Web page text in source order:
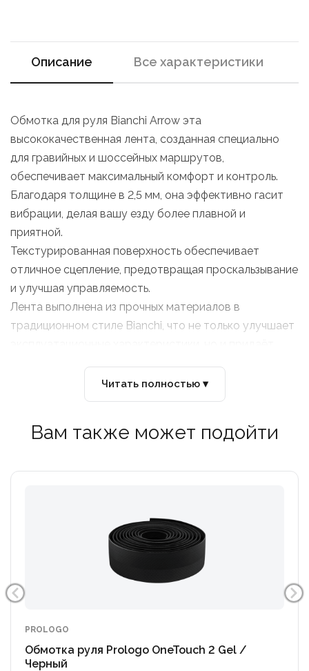
Описание Все характеристики
Обмотка для руля Bianchi Arrow эта
высококачественная лента, созданная специально
для гравийных и шоссейных маршрутов,
обеспечивает максимальный комфорт и контроль.
Благодаря толщине в 2,5 мм, она эффективно гасит
вибрации, делая вашу езду более плавной и
приятной.
Текстурированная поверхность обеспечивает
отличное сцепление, предотвращая проскальзывание
и улучшая управляемость.
Лента выполнена из прочных материалов в
традиционном стиле Bianchi, что не только улучшает
Читать полностью ▾
Вам также может подойти
PROLOGO
Обмотка руля Prologo OneTouch 2 Gel /
Черный